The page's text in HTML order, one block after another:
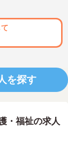
を探す
・福祉の求人